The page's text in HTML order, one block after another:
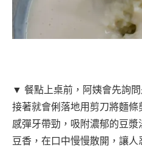
▼ 餐點上桌前，阿姨會先詢
接著就會俐落地用剪刀將麵
感彈牙帶勁，吸附濃郁的豆
豆香，在口中慢慢散開，讓人